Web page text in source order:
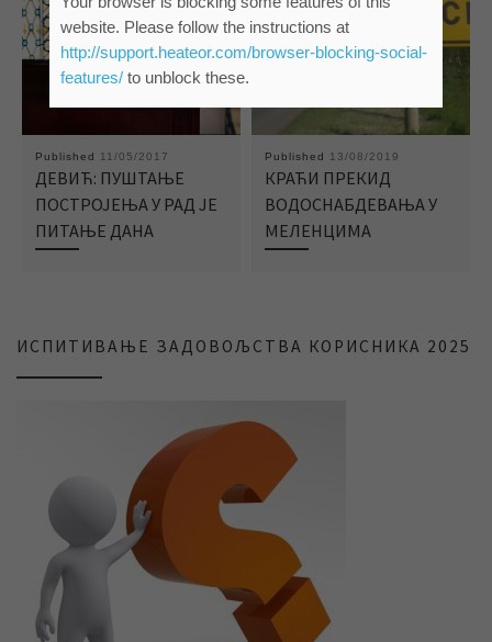
Published 11/05/2017
ДЕВИЋ: ПУШТАЊЕ
ПОСТРОЈЕЊА У РАД ЈЕ
ПИТАЊЕ ДАНА
Published 13/08/2019
КРАЋИ ПРЕКИД
ВОДОСНАБДЕВАЊА У
МЕЛЕНЦИМА
ИСПИТИВАЊЕ ЗАДОВОЉСТВА КОРИСНИКА 2025
website. Please follow the instructions at
http://support.heateor.com/browser-blocking-social-
features/to unblock these.